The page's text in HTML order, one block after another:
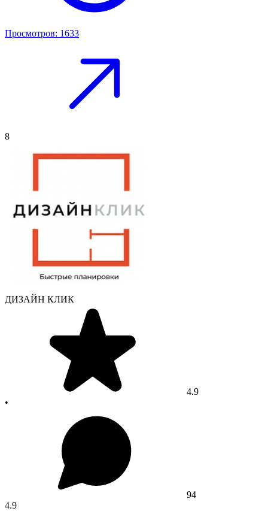
Просмотров: 1633
8
ДИЗАЙН КЛИК
4.9
•
94
4.9